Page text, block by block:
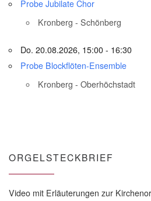
Probe Jubilate Chor
Kronberg - Schönberg
Do. 20.08.2026, 15:00 - 16:30
Probe Blockflöten-Ensemble
Kronberg - Oberhöchstadt
ORGELSTECKBRIEF
Video mit Erläuterungen zur